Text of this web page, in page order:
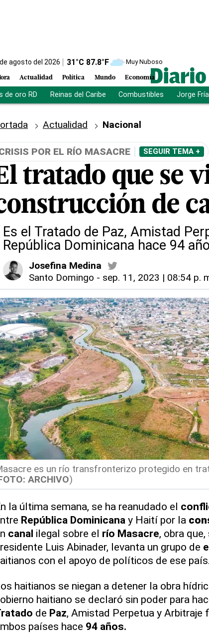
agosto del 2026 31°C 87.8°F Muy Nuboso
Actualidad Política Mundo Economía
de oro RD Reinas del Caribe Combustibles Jorge
Actualidad Nacional
POR EL RÍO MASACRE SEGUIR TEMA +
tratado que se
de
Es el Tratado de Paz, Amistad
República Dominicana hace 94
Josefina Medina
Santo Domingo - sep. 11, 2023 | 08:54 p.
es un río transfronterizo protegido en
ARCHIVO)
la última semana, se ha reanudado el
República Dominicana y Haití por la
canal ilegal sobre el río Masacre, obra
Luis Abinader, levanta un grupo de
con el apoyo de políticos de ese país.
haitianos se niegan a detener la obra
haitiano se declaró sin poder para
de Paz, Amistad Perpetua y Arbitraje
países hace 94 años.